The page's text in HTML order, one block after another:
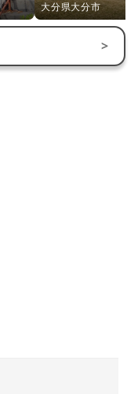
大分県大分市
>